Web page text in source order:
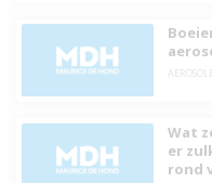
Wat
er
rond